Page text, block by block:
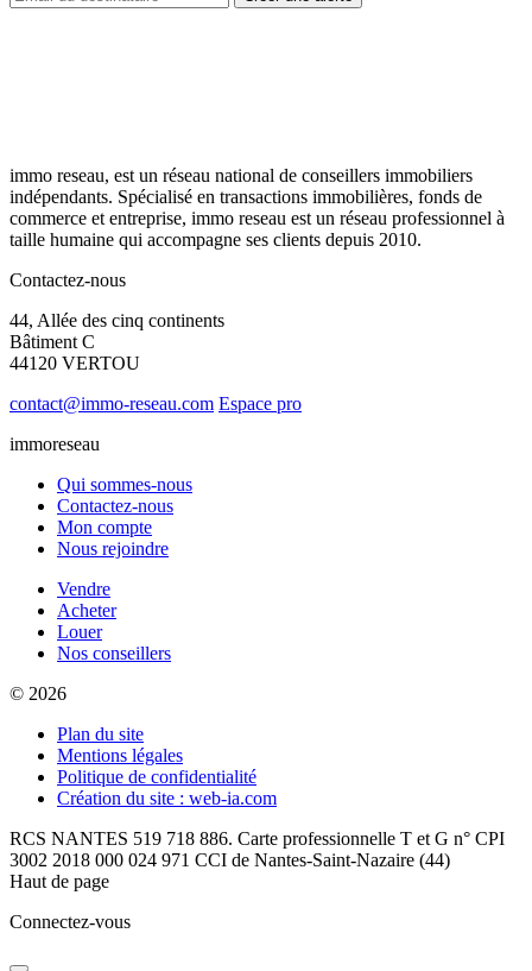
immo reseau, est un réseau national de conseillers immobiliers
indépendants. Spécialisé en transactions immobilières, fonds de
commerce et entreprise, immo reseau est un réseau professionnel à
taille humaine qui accompagne ses clients depuis 2010.
Contactez-nous
44, Allée des cinq continents
Bâtiment C
44120 VERTOU
contact@immo-reseau.com Espace pro
immoreseau
Qui sommes-nous
Contactez-nous
Mon compte
Nous rejoindre
Vendre
Acheter
Louer
Nos conseillers
© 2026
Plan du site
Mentions légales
Politique de confidentialité
Création du site : web-ia.com
RCS NANTES 519 718 886. Carte professionnelle T et G n° CPI
3002 2018 000 024 971 CCI de Nantes-Saint-Nazaire (44)
Haut de page
Connectez-vous